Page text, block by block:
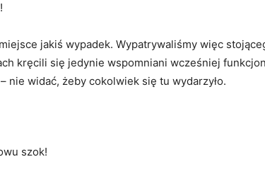
jakiś wypadek. Wypatrywaliśmy więc
kręcili się jedynie wspomniani wcześniej
nie widać, żeby cokolwiek się tu wydarzyło.
szok!